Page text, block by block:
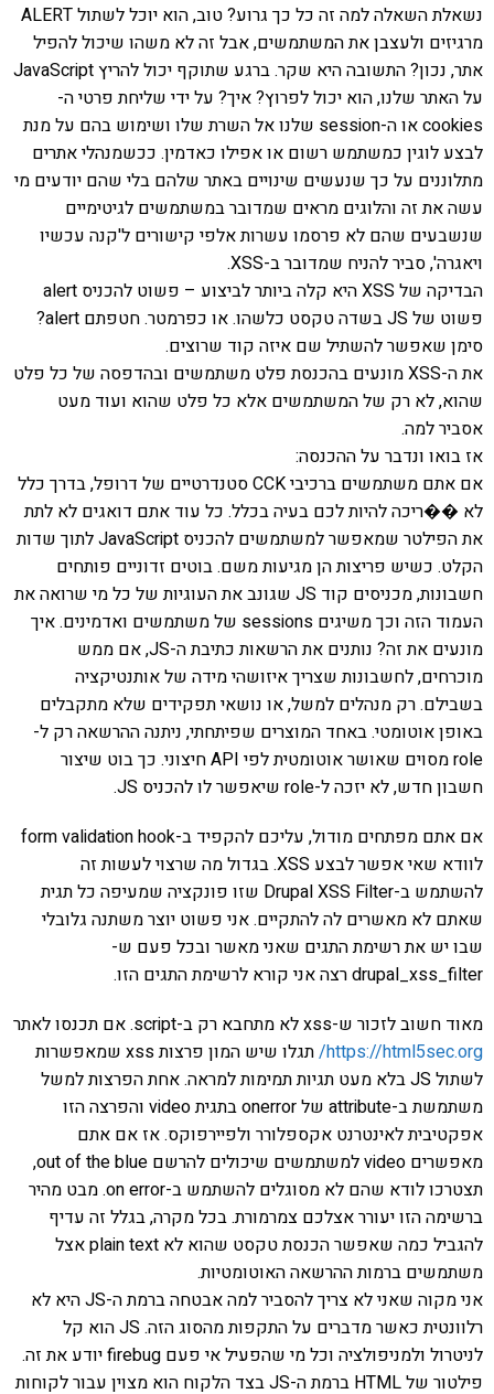
נשאלת השאלה למה זה כל כך גרוע? טוב, הוא יוכל לשתול ALERT
מרגיזים ולעצבן את המשתמשים, אבל זה לא משהו שיכול להפיל
אתר, נכון? התשובה היא שקר. ברגע שתוקף יכול להריץ JavaScript
על האתר שלנו, הוא יכול לפרוץ? איך? על ידי שליחת פרטי ה-
cookies או ה-session שלנו אל השרת שלו ושימוש בהם על מנת
לבצע לוגין כמשתמש רשום או אפילו כאדמין. ככשמנהלי אתרים
מתלוננים על כך שנעשים שינויים באתר שלהם בלי שהם יודעים מי
עשה את זה והלוגים מראים שמדובר במשתמשים לגיטימיים
שנשבעים שהם לא פרסמו עשרות אלפי קישורים ל'קנה עכשיו
ויאגרה', סביר להניח שמדובר ב-XSS.
הבדיקה של XSS היא קלה ביותר לביצוע – פשוט להכניס alert
פשוט של JS בשדה טקסט כלשהו. או כפרמטר. חטפתם alert?
סימן שאפשר להשתיל שם איזה קוד שרוצים.
את ה-XSS מונעים בהכנסת פלט משתמשים ובהדפסה של כל פלט
שהוא, לא רק של המשתמשים אלא כל פלט שהוא ועוד מעט
אסביר למה.
אז בואו ונדבר על ההכנסה:
אם אתם משתמשים ברכיבי CCK סטנדרטיים של דרופל, בדרך כלל
לא ��ריכה להיות לכם בעיה בכלל. כל עוד אתם דואגים לא לתת
את הפילטר שמאפשר למשתמשים להכניס JavaScript לתוך שדות
הקלט. כשיש פריצות הן מגיעות משם. בוטים זדוניים פותחים
חשבונות, מכניסים קוד JS שגונב את העוגיות של כל מי שרואה את
העמוד הזה וכך משיגים sessions של משתמשים ואדמינים. איך
מונעים את זה? נותנים את הרשאות כתיבת ה-JS, אם ממש
מוכרחים, לחשבונות שצריך איזושהי מידה של אותנטיקציה
בשבילם. רק מנהלים למשל, או נושאי תפקידים שלא מתקבלים
באופן אוטומטי. באחד המוצרים שפיתחתי, ניתנה ההרשאה רק ל-
role מסוים שאושר אוטומטית לפי API חיצוני. כך בוט שיצור
חשבון חדש, לא יזכה ל-role שיאפשר לו להכניס JS.
אם אתם מפתחים מודול, עליכם להקפיד ב-form validation hook
לוודא שאי אפשר לבצע XSS. בגדול מה שרצוי לעשות זה
להשתמש ב-Drupal XSS Filter שזו פונקציה שמעיפה כל תגית
שאתם לא מאשרים לה להתקיים. אני פשוט יוצר משתנה גלובלי
שבו יש את רשימת התגים שאני מאשר ובכל פעם ש-
drupal_xss_filter רצה אני קורא לרשימת התגים הזו.
מאוד חשוב לזכור ש-xss לא מתחבא רק ב-script. אם תכנסו לאתר
https://html5sec.org/
תגלו שיש המון פרצות xss שמאפשרות
לשתול JS בלא מעט תגיות תמימות למראה. אחת הפרצות למשל
משתמשת ב-attribute של onerror בתגית video והפרצה הזו
אפקטיבית לאינטרנט אקספלורר ולפיירפוקס. אז אם אתם
מאפשרים video למשתמשים שיכולים להרשם out of the blue,
תצטרכו לודא שהם לא מסוגלים להשתמש ב-on error. מבט מהיר
ברשימה הזו יעורר אצלכם צמרמורת. בכל מקרה, בגלל זה עדיף
להגביל כמה שאפשר הכנסת טקסט שהוא לא plain text אצל
משתמשים ברמות ההרשאה האוטומטיות.
אני מקוה שאני לא צריך להסביר למה אבטחה ברמת ה-JS היא לא
רלוונטית כאשר מדברים על התקפות מהסוג הזה. JS הוא קל
לניטרול ולמניפולציה וכל מי שהפעיל אי פעם firebug יודע את זה.
פילטור של HTML ברמת ה-JS בצד הלקוח הוא מצוין עבור לקוחות